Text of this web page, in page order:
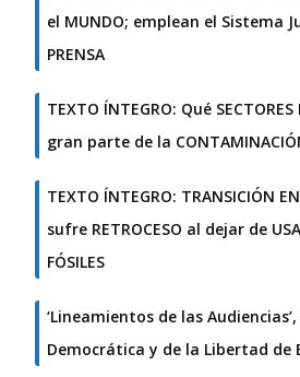
el MUNDO; emplean el Sistema
PRENSA
TEXTO ÍNTEGRO: Qué
gran parte de la
TEXTO ÍNTEGRO: TRANSICIÓN
sufre RETROCESO al dejar de
FÓSILES
‘Lineamientos de las
Democrática y de la Libertad de